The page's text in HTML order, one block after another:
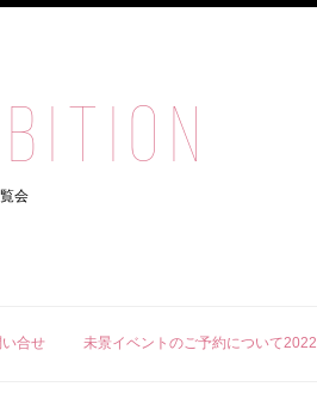
会
い合せ 未景イベントのご予約について2022